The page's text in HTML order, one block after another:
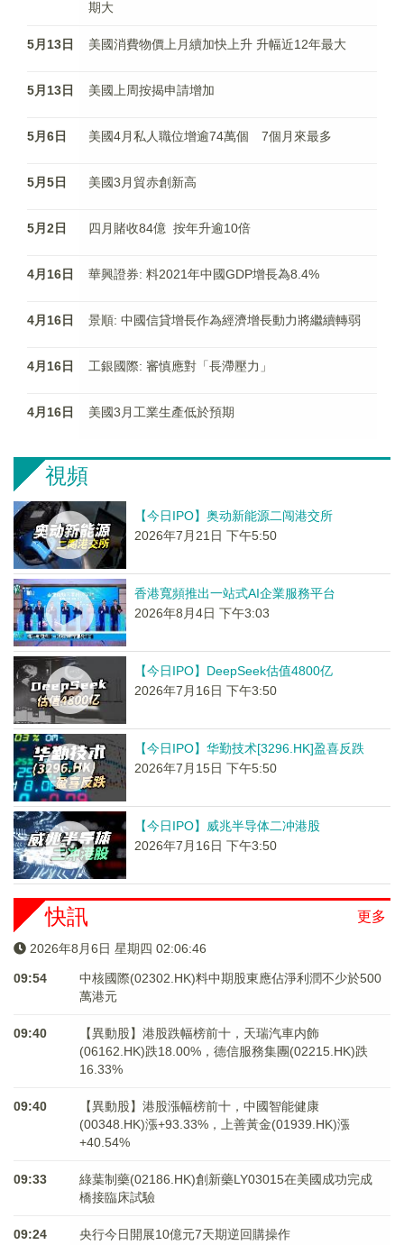
期大
5月13日 美國消費物價上月續加快上升 升幅近12年最大
5月13日 美國上周按揭申請增加
5月6日 美國4月私人職位增逾74萬個 7個月來最多
5月5日 美國3月貿赤創新高
5月2日 四月賭收84億 按年升逾10倍
4月16日 華興證券: 料2021年中國GDP增長為8.4%
4月16日 景順: 中國信貸增長作為經濟增長動力將繼續轉弱
4月16日 工銀國際: 審慎應對「長滯壓力」
4月16日 美國3月工業生產低於預期
視頻
【今日IPO】奥动新能源二闯港交所
2026年7月21日 下午5:50
香港寬頻推出一站式AI企業服務平台
2026年8月4日 下午3:03
【今日IPO】DeepSeek估值4800亿
2026年7月16日 下午3:50
【今日IPO】华勤技术[3296.HK]盈喜反跌
2026年7月15日 下午5:50
【今日IPO】威兆半导体二冲港股
2026年7月16日 下午3:50
更多
快訊
2026年8月6日 星期四 02:06:46
09:54
中核國際(02302.HK)料中期股東應佔淨利潤不少於500
萬港元
09:40
【異動股】港股跌幅榜前十，天瑞汽車内飾
(06162.HK)跌18.00%，德信服務集團(02215.HK)跌
16.33%
09:40
【異動股】港股漲幅榜前十，中國智能健康
(00348.HK)漲+93.33%，上善黃金(01939.HK)漲
+40.54%
09:33
綠葉制藥(02186.HK)創新藥LY03015在美國成功完成
橋接臨床試驗
09:24 央行今日開展10億元7天期逆回購操作